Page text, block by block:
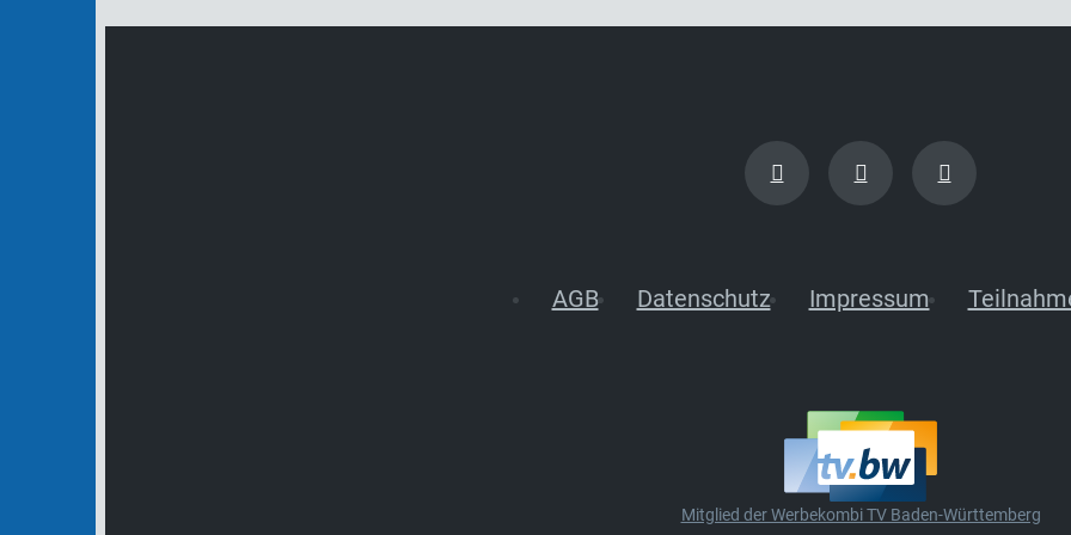
AGB Datenschutz Impressum
Mitglied der Werbekombi TV Baden-Württemberg